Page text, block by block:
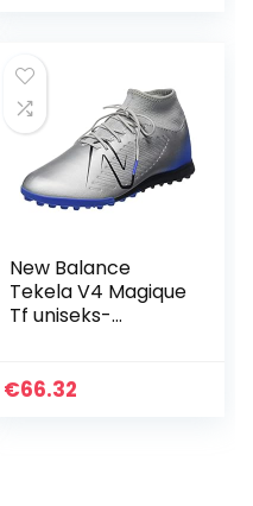
New Balance
Tekela V4 Magique
Tf uniseks-
€66.32